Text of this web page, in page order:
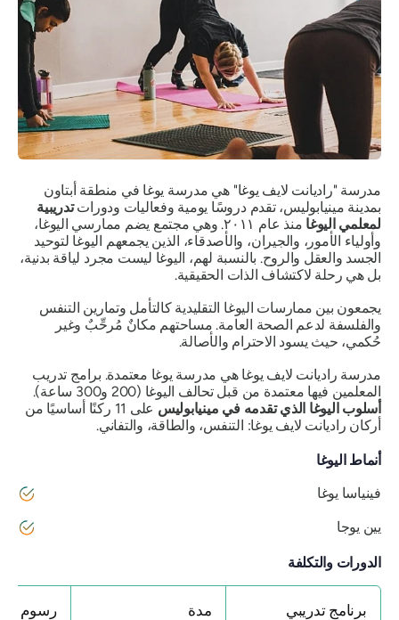
مدرسة "راديانت لايف يوغا" هي مدرسة يوغا في منطقة أبتاون
بمدينة مينيابوليس، تقدم دروسًا يومية وفعاليات ودوراتتدريبية
لمعلمي اليوغا
منذ عام ٢٠١١. وهي مجتمع يضم ممارسي اليوغا،
وأولياء الأمور، والجيران، والأصدقاء، الذين يجمعهم اليوغا لتوحيد
الجسد والعقل والروح. بالنسبة لهم، اليوغا ليست مجرد لياقة بدنية،
بل هي رحلة لاكتشاف الذات الحقيقية.
يجمعون بين ممارسات اليوغا التقليدية كالتأمل وتمارين التنفس
والفلسفة لدعم الصحة العامة. مساحتهم مكانٌ مُرحِّبٌ وغير
حُكمي، حيث يسود الاحترام والأصالة.
مدرسة راديانت لايف يوغا هي مدرسة يوغا معتمدة. برامج تدريب
المعلمين فيها معتمدة من قبل تحالف اليوغا (200 و300 ساعة).
أسلوب اليوغا الذي تقدمه في مينيابوليس
على 11 ركنًا أساسيًا من
أركان راديانت لايف يوغا: التنفس، والطاقة، والتفاني.
أنماط اليوغا
فينياسا يوغا
يين يوجا
الدورات والتكلفة
برنامج تدريبي مدة رسوم